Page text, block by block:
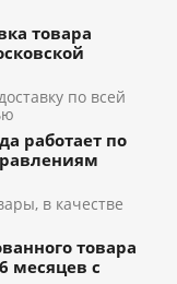
товара
по всей
работает по
в качестве
товара
месяцев с